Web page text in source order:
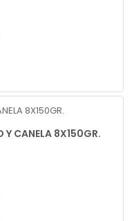
Y CANELA 8X150GR.